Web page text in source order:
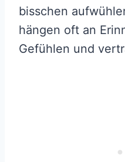
bisschen
hängen oft an
Gefühlen und